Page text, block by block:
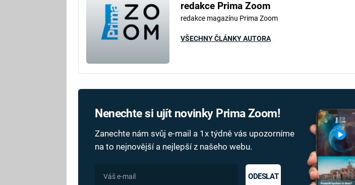
redakce Prima Zoom
redakce magazínu Prima Zoom
VŠECHNY ČLÁNKY AUTORA
Nenechte si ujít novinky Prima Zoom!
Zanechte nám svůj e-mail a 1x týdně vás upozorníme
na to nejnovější a nejlepší z našeho webu.
ODESLAT